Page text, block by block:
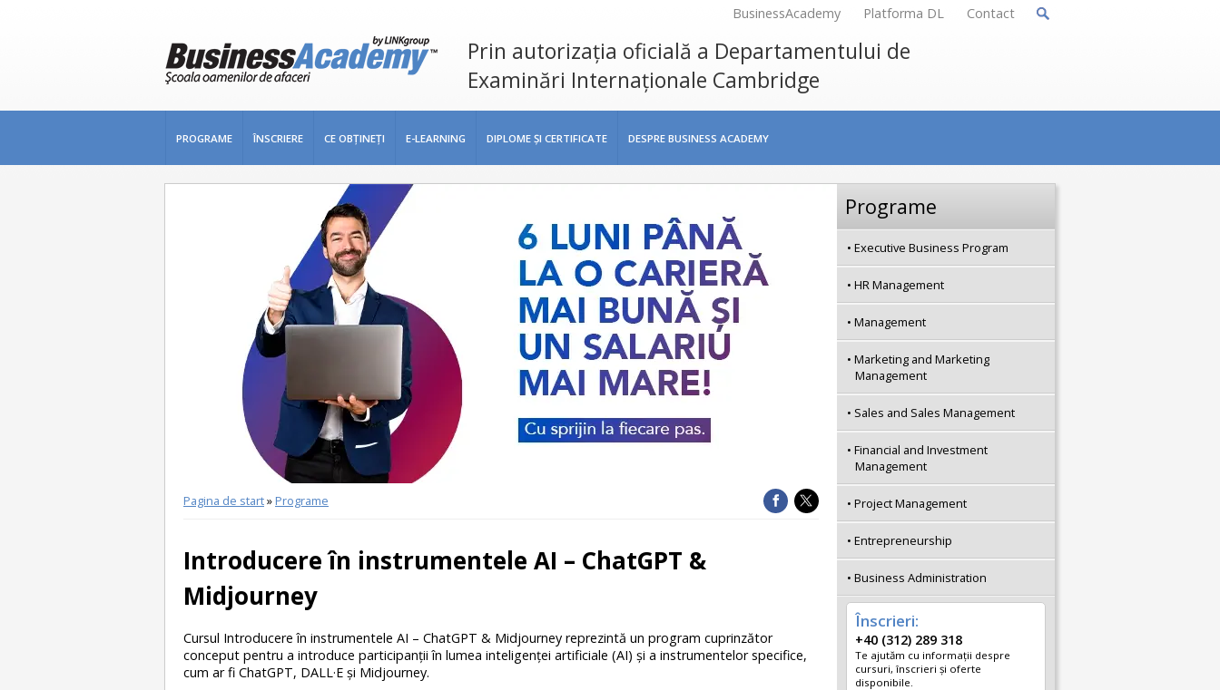
BusinessAcademy Platforma DL Contact
Prin autorizația oficială a Departamentului de
Examinări Internaționale Cambridge
PROGRAME ÎNSCRIERE CE OBŢINEŢI E-LEARNING DIPLOME ŞI CERTIFICATE DESPRE BUSINESS ACADEMY
Pagina de start»Programe
Introducere în instrumentele AI – ChatGPT &
Midjourney
Cursul Introducere în instrumentele AI – ChatGPT & Midjourney reprezintă un program cuprinzător
conceput pentru a introduce participanții în lumea inteligenței artificiale (AI) și a instrumentelor specifice,
cum ar fi ChatGPT, DALL·E și Midjourney.
Programe
Executive Business Program
HR Management
Management
Marketing and Marketing
Management
Sales and Sales Management
Financial and Investment
Management
Project Management
Entrepreneurship
Business Administration
Înscrieri:
+40 (312) 289 318
Te ajutăm cu informații despre
cursuri, înscrieri și oferte
disponibile.